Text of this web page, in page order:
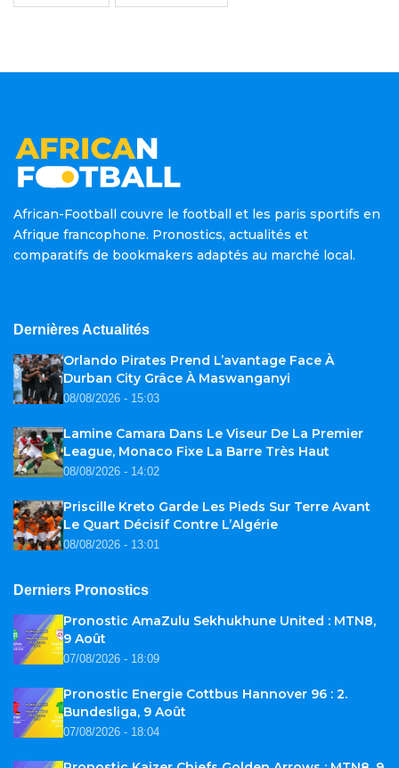
African-Football couvre le football et les paris sportifs en
Afrique francophone. Pronostics, actualités et
comparatifs de bookmakers adaptés au marché local.
Dernières Actualités
Orlando Pirates Prend L’avantage Face À
Durban City Grâce À Maswanganyi
08/08/2026 - 15:03
Lamine Camara Dans Le Viseur De La Premier
League, Monaco Fixe La Barre Très Haut
08/08/2026 - 14:02
Priscille Kreto Garde Les Pieds Sur Terre Avant
Le Quart Décisif Contre L’Algérie
08/08/2026 - 13:01
Derniers Pronostics
Pronostic AmaZulu Sekhukhune United : MTN8,
9 Août
07/08/2026 - 18:09
Pronostic Energie Cottbus Hannover 96 : 2.
Bundesliga, 9 Août
07/08/2026 - 18:04